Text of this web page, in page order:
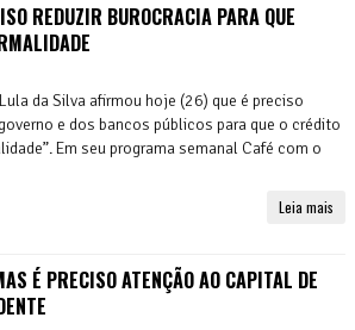
REDUZIR BUROCRACIA PARA QUE
da Silva afirmou hoje (26) que é preciso
e dos bancos públicos para que o crédito
Em seu programa semanal Café com o
Leia mais
É PRECISO ATENÇÃO AO CAPITAL DE